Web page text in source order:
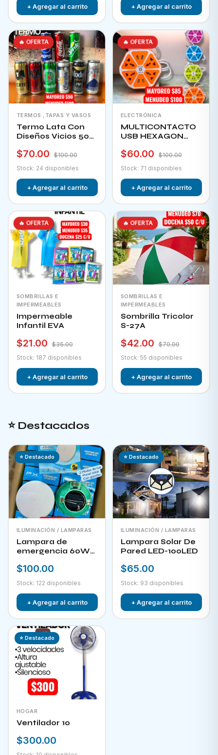
+ Agregar al carrito + Agregar al carrito
🔥 OFERTA
TERMOS ,TAPAS Y VASOS
Termo Lata Con
Diseños Vicios 500
$70.00
$100.00
Stock: 24 disponibles
+ Agregar al carrito
🔥 OFERTA
ELECTRÓNICA
MULTICONTACTO
USB HEXAGON
$60.00
$100.00
Stock: 71 disponibles
+ Agregar al carrito
🔥 OFERTA
SOMBRILLAS E
IMPERMEABLES
Impermeable
Infantil EVA
$21.00
$35.00
Stock: 187 disponibles
+ Agregar al carrito
🔥 OFERTA
SOMBRILLAS E
IMPERMEABLES
Sombrilla Tricolor
S-27A
$42.00
$70.00
Stock: 55 disponibles
+ Agregar al carrito
⭐ Destacados
⭐ Destacado
ILUMINACIÓN / LAMPARAS
Lampara de
emergencia 60W
$100.00
Stock: 122 disponibles
+ Agregar al carrito
⭐ Destacado
ILUMINACIÓN / LAMPARAS
Lampara Solar De
Pared LED-100LED
$65.00
Stock: 93 disponibles
+ Agregar al carrito
⭐ Destacado
HOGAR
Ventilador 10
$300.00